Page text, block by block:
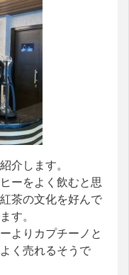
介します。
ーをよく飲むと思
茶の文化を好んで
す。
よりカプチーノと
く売れるそうで